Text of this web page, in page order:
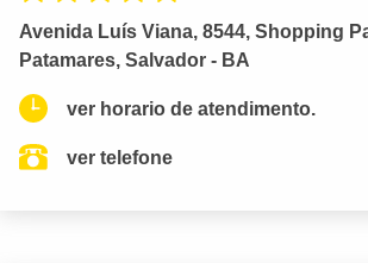
Avenida Luís Viana, 8544, Shopping
Patamares, Salvador - BA
ver horario de atendimento.
ver telefone